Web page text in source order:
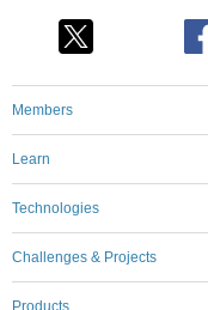
Members
Learn
Technologies
Challenges & Projects